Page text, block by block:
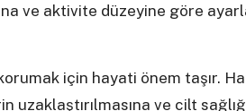
ve aktivite düzeyine göre
için hayati önem taşır.
ve cilt